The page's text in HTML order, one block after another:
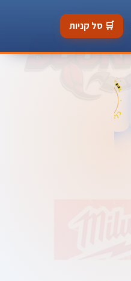
🛒 סל קניות